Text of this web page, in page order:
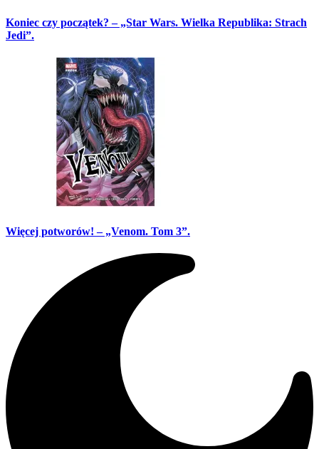
Koniec czy początek? – „Star Wars. Wielka Republika: Strach
Jedi”.
Więcej potworów! – „Venom. Tom 3”.